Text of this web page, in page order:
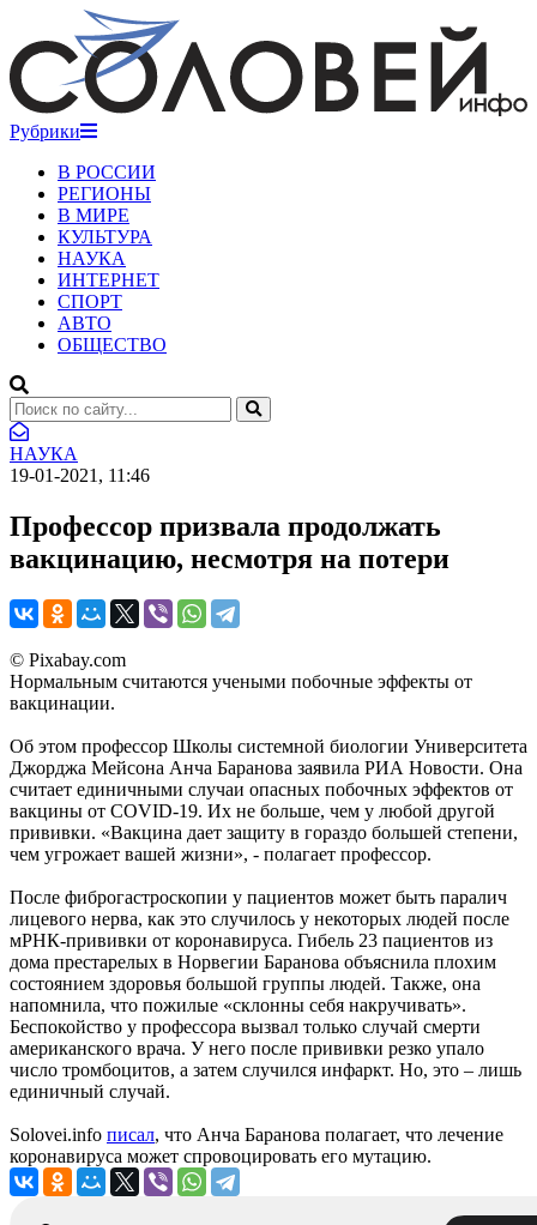
Рубрики
В РОССИИ
РЕГИОНЫ
В МИРЕ
КУЛЬТУРА
НАУКА
ИНТЕРНЕТ
СПОРТ
АВТО
ОБЩЕСТВО
НАУКА
19-01-2021, 11:46
Профессор призвала продолжать
вакцинацию, несмотря на потери
© Pixabay.com
Нормальным считаются учеными побочные эффекты от
вакцинации.
Об этом профессор Школы системной биологии Университета
Джорджа Мейсона Анча Баранова заявила РИА Новости. Она
считает единичными случаи опасных побочных эффектов от
вакцины от COVID-19. Их не больше, чем у любой другой
прививки. «Вакцина дает защиту в гораздо большей степени,
чем угрожает вашей жизни», - полагает профессор.
После фиброгастроскопии у пациентов может быть паралич
лицевого нерва, как это случилось у некоторых людей после
мРНК-прививки от коронавируса. Гибель 23 пациентов из
дома престарелых в Норвегии Баранова объяснила плохим
состоянием здоровья большой группы людей. Также, она
напомнила, что пожилые «склонны себя накручивать».
Беспокойство у профессора вызвал только случай смерти
американского врача. У него после прививки резко упало
число тромбоцитов, а затем случился инфаркт. Но, это – лишь
единичный случай.
Solovei.info писал, что Анча Баранова полагает, что лечение
коронавируса может спровоцировать его мутацию.